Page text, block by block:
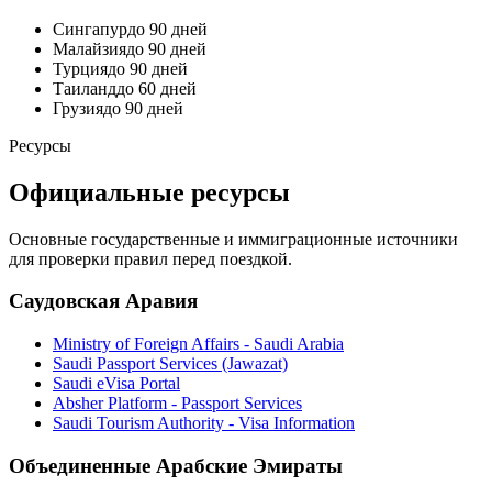
Сингапурдо 90 дней
Малайзиядо 90 дней
Турциядо 90 дней
Таиланддо 60 дней
Грузиядо 90 дней
Ресурсы
Официальные ресурсы
Основные государственные и иммиграционные источники
для проверки правил перед поездкой.
Саудовская Аравия
Ministry of Foreign Affairs - Saudi Arabia
Saudi Passport Services (Jawazat)
Saudi eVisa Portal
Absher Platform - Passport Services
Saudi Tourism Authority - Visa Information
Объединенные Арабские Эмираты